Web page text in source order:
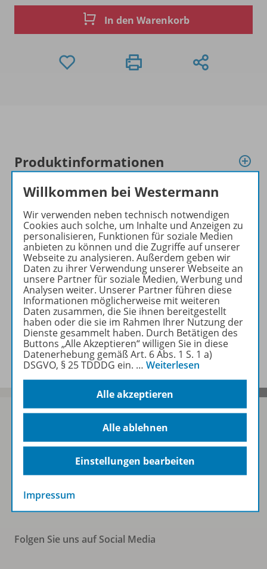
In den Warenkorb
Produktinformationen
Beschreibung
Zugehörige Produkte
Empfehlungen der Redaktion
Benachrichtigungs-Service
Sofort profitieren
Folgen Sie uns auf Social Media
Willkommen bei Westermann
Wir verwenden neben technisch notwendigen
Cookies auch solche, um Inhalte und Anzeigen zu
personalisieren, Funktionen für soziale Medien
anbieten zu können und die Zugriffe auf unserer
Webseite zu analysieren. Außerdem geben wir
Daten zu ihrer Verwendung unserer Webseite an
unsere Partner für soziale Medien, Werbung und
Analysen weiter. Unserer Partner führen diese
Informationen möglicherweise mit weiteren
Daten zusammen, die Sie ihnen bereitgestellt
haben oder die sie im Rahmen Ihrer Nutzung der
Dienste gesammelt haben. Durch Betätigen des
Buttons „Alle Akzeptieren“ willigen Sie in diese
Datenerhebung gemäß Art. 6 Abs. 1 S. 1 a)
DSGVO, § 25 TDDDG ein. … Weiterlesen
Alle akzeptieren
Alle ablehnen
Einstellungen bearbeiten
Impressum